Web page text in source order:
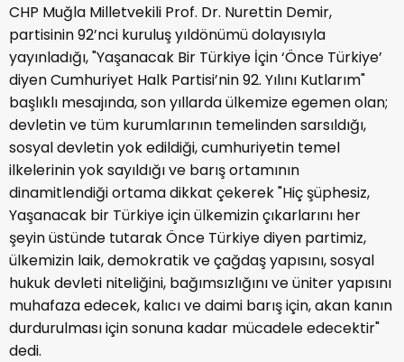
CHP Muğla Milletvekili Prof. Dr. Nurettin Demir,
partisinin 92’nci kuruluş yıldönümü dolayısıyla
yayınladığı, "Yaşanacak Bir Türkiye İçin ‘Önce Türkiye’
diyen Cumhuriyet Halk Partisi’nin 92. Yılını Kutlarım"
başlıklı mesajında, son yıllarda ülkemize egemen olan;
devletin ve tüm kurumlarının temelinden sarsıldığı,
sosyal devletin yok edildiği, cumhuriyetin temel
ilkelerinin yok sayıldığı ve barış ortamının
dinamitlendiği ortama dikkat çekerek "Hiç şüphesiz,
Yaşanacak bir Türkiye için ülkemizin çıkarlarını her
şeyin üstünde tutarak Önce Türkiye diyen partimiz,
ülkemizin laik, demokratik ve çağdaş yapısını, sosyal
hukuk devleti niteliğini, bağımsızlığını ve üniter yapısını
muhafaza edecek, kalıcı ve daimi barış için, akan kanın
durdurulması için sonuna kadar mücadele edecektir"
dedi.